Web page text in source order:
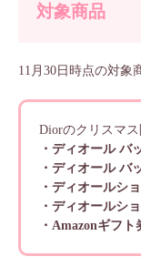
対象商品
11月30日時点の対象
Diorのクリスマ
・ディオール バ
・ディオール バ
・ディオールシ
・ディオールシ
・Amazonギフ